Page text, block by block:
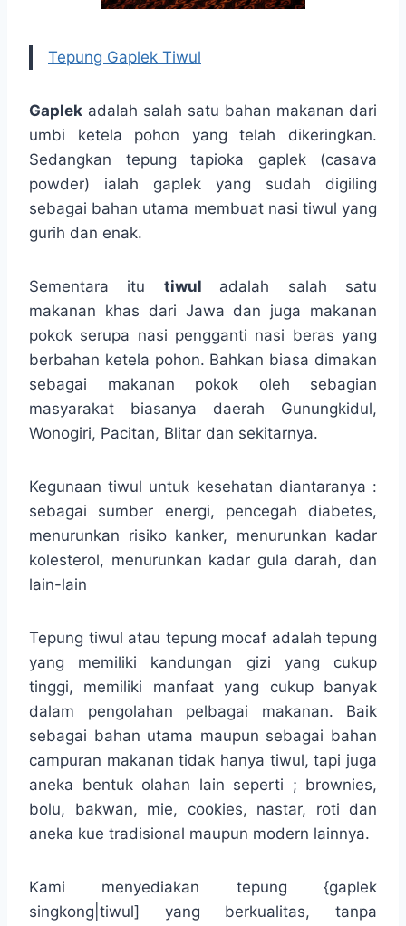
Tepung Gaplek Tiwul
Gaplek adalah salah satu bahan makanan dari
umbi ketela pohon yang telah dikeringkan.
Sedangkan tepung tapioka gaplek (casava
powder) ialah gaplek yang sudah digiling
sebagai bahan utama membuat nasi tiwul yang
gurih dan enak.
Sementara itu tiwul adalah salah satu
makanan khas dari Jawa dan juga makanan
pokok serupa nasi pengganti nasi beras yang
berbahan ketela pohon. Bahkan biasa dimakan
sebagai makanan pokok oleh sebagian
masyarakat biasanya daerah Gunungkidul,
Wonogiri, Pacitan, Blitar dan sekitarnya.
Kegunaan tiwul untuk kesehatan diantaranya :
sebagai sumber energi, pencegah diabetes,
menurunkan risiko kanker, menurunkan kadar
kolesterol, menurunkan kadar gula darah, dan
lain-lain
Tepung tiwul atau tepung mocaf adalah tepung
yang memiliki kandungan gizi yang cukup
tinggi, memiliki manfaat yang cukup banyak
dalam pengolahan pelbagai makanan. Baik
sebagai bahan utama maupun sebagai bahan
campuran makanan tidak hanya tiwul, tapi juga
aneka bentuk olahan lain seperti ; brownies,
bolu, bakwan, mie, cookies, nastar, roti dan
aneka kue tradisional maupun modern lainnya.
Kami menyediakan tepung {gaplek
singkong|tiwul] yang berkualitas, tanpa